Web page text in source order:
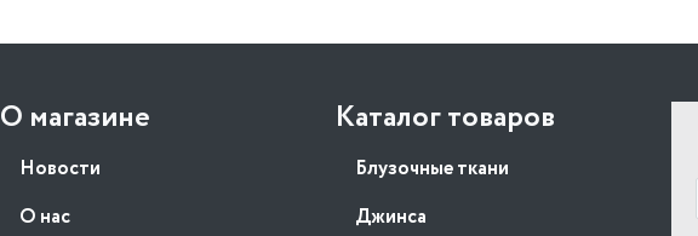
О магазине
Новости
О нас
Каталог товаров
Блузочные ткани
Джинса